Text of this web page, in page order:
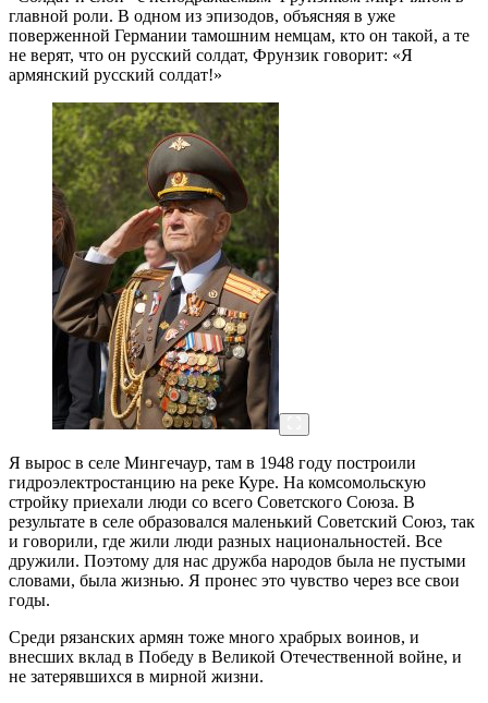
главной роли. В одном из эпизодов, объясняя в уже
поверженной Германии тамошним немцам, кто он такой, а те
не верят, что он русский солдат, Фрунзик говорит: «Я
армянский русский солдат!»
Я вырос в селе Мингечаур, там в 1948 году построили
гидроэлектростанцию на реке Куре. На комсомольскую
стройку приехали люди со всего Советского Союза. В
результате в селе образовался маленький Советский Союз, так
и говорили, где жили люди разных национальностей. Все
дружили. Поэтому для нас дружба народов была не пустыми
словами, была жизнью. Я пронес это чувство через все свои
годы.
Среди рязанских армян тоже много храбрых воинов, и
внесших вклад в Победу в Великой Отечественной войне, и
не затерявшихся в мирной жизни.